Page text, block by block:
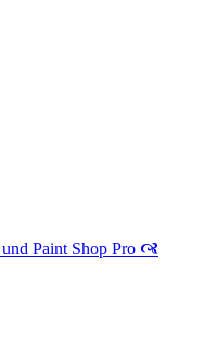
Paint Shop Pro 🙧